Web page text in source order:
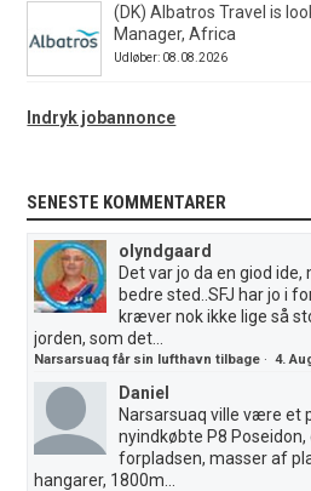
(DK) Albatros Travel is
Manager, Africa
Udløber: 08.08.2026
Indryk jobannonce
SENESTE KOMMENTARER
olyndgaard
Det var jo da en giod
bedre sted..SFJ har jo i
kræver nok ikke lige så
jorden, som det...
Narsarsuaq får sin lufthavn tilbage ·4.
Daniel
Narsarsuaq ville være et
nyindkøbte P8
forpladsen, masser af
hangarer, 1800m...